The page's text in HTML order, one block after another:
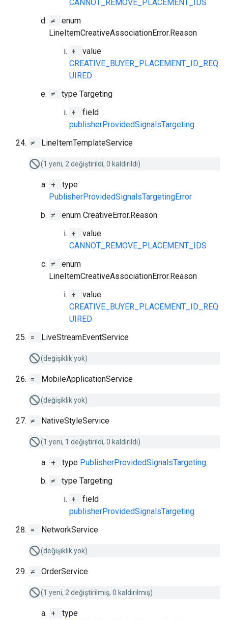
CANNOT_REMOVE_PLACEMENT_IDS
≠
enum
LineItemCreativeAssociationError.Reason
+
value
CREATIVE_BUYER_PLACEMENT_ID_REQ
UIRED
≠
type Targeting
+
field
publisherProvidedSignalsTargeting
≠
LineItemTemplateService
(1 yeni, 2 değiştirildi, 0 kaldırıldı)
+
type
PublisherProvidedSignalsTargetingError
≠
enum CreativeError.Reason
+
value
CANNOT_REMOVE_PLACEMENT_IDS
≠
enum
LineItemCreativeAssociationError.Reason
+
value
CREATIVE_BUYER_PLACEMENT_ID_REQ
UIRED
=
LiveStreamEventService
(değişiklik yok)
= MobileApplicationService
(değişiklik yok)
≠ NativeStyleService
(1 yeni, 1 değiştirildi, 0 kaldırıldı)
+ type PublisherProvidedSignalsTargeting
≠
type Targeting
+
field
publisherProvidedSignalsTargeting
=
NetworkService
(değişiklik yok)
≠ OrderService
(1 yeni, 2 değiştirilmiş, 0 kaldırılmış)
+
type